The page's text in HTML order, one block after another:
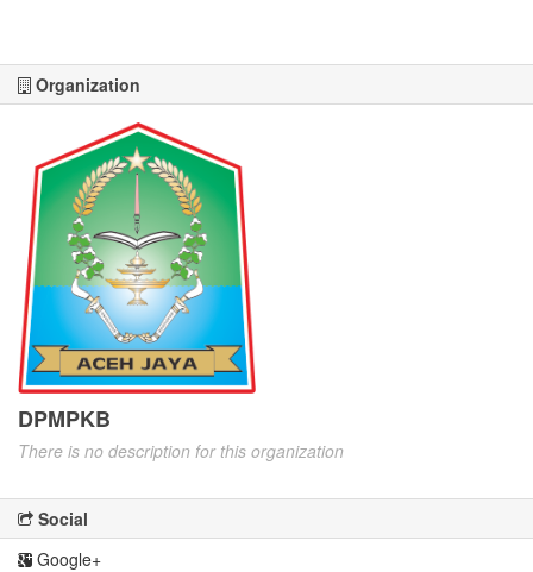
Organization
DPMPKB
There is no description for this organization
Social
Google+